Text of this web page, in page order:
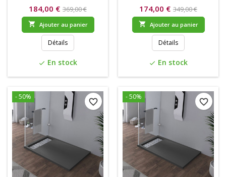
184,00 € 369,00 €
 Ajouter au panier
Détails
check En stock
174,00 € 349,00 €
 Ajouter au panier
Détails
check En stock
- 50%
favorite_border
- 50%
favorite_border